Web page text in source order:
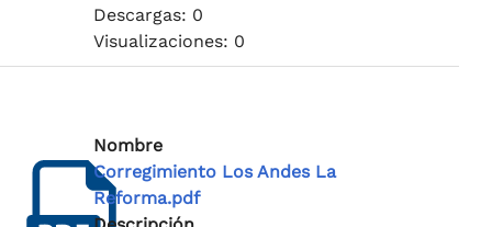
Descargas: 0
Visualizaciones: 0
Nombre
Corregimiento Los Andes La
Reforma.pdf